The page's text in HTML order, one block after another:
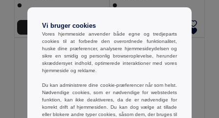
Tilføj Til Kurv
Vi bruger cookies
Vores hjemmeside anvender både egne og tredjeparts
cookies til at forbedre den overordnede funktionalitet,
huske dine præferencer, analysere hjemmesideydelsen og
sikre en smidig og personlig browseroplevelse, herunder
skræddersyet indhold, optimerede interaktioner med vores
hjemmeside og reklame.
Du kan administrere dine cookie-præferencer når som helst.
Nødvendige cookies, som er nødvendige for webstedets
funktion, kan ikke deaktiveres, da de er nødvendige for
korrekt drift af hjemmesiden. Du kan dog vælge at tillade
eller blokere andre typer cookies, såsom dem, der bruges til